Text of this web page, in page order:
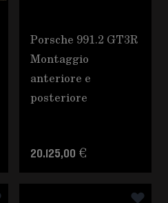
Porsche 991.2 GT3R
Montaggio
anteriore e
posteriore
20.125,00 €